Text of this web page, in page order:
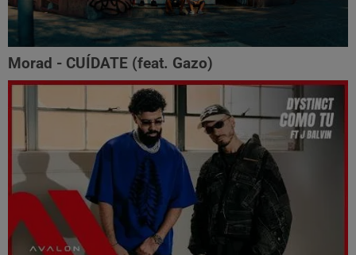
Morad - CUÍDATE (feat. Gazo)